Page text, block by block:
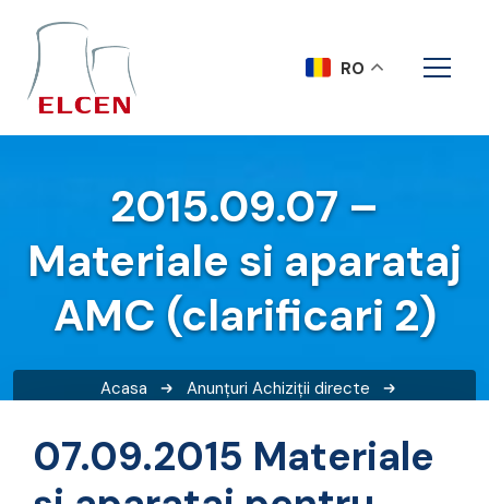
2015.09.07 –
Materiale si aparataj
AMC (clarificari 2)
Acasa Anunțuri Achiziții directe
07.09.2015 Materiale
RO